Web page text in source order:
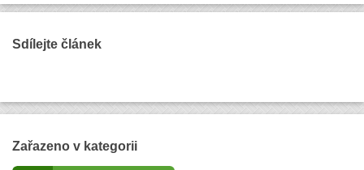
Sdílejte článek
Zařazeno v kategorii